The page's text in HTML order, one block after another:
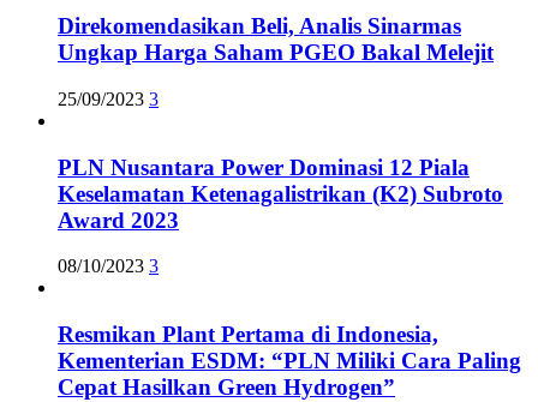
Direkomendasikan Beli, Analis Sinarmas
Ungkap Harga Saham PGEO Bakal Melejit
25/09/2023 3
PLN Nusantara Power Dominasi 12 Piala
Keselamatan Ketenagalistrikan (K2) Subroto
Award 2023
08/10/2023 3
Resmikan Plant Pertama di Indonesia,
Kementerian ESDM: “PLN Miliki Cara Paling
Cepat Hasilkan Green Hydrogen”